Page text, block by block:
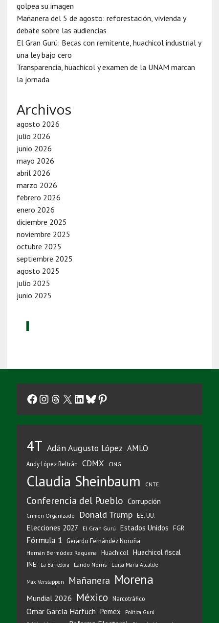
golpea su imagen
Mañanera del 5 de agosto: reforestación, vivienda y
debate sobre las audiencias
El Gran Gurú: Becas con remitente, huachicol industrial y
una ley bajo cero
Transparencia, huachicol y examen de la UNAM marcan
la jornada
Archivos
agosto 2026
julio 2026
junio 2026
mayo 2026
abril 2026
marzo 2026
febrero 2026
enero 2026
diciembre 2025
noviembre 2025
octubre 2025
septiembre 2025
agosto 2025
julio 2025
junio 2025
Facebook
Instagram
Threads
X LinkedIn
Bluesky
Pinterest
4T Adán Augusto López AMLO
Andy López Beltrán CDMX CJNG
Claudia Sheinbaum CNTE
Conferencia del Pueblo Corrupción
Crimen Organizado Donald Trump EE. UU.
Elecciones 2027 El Gran Gurú Estados Unidos FGR
Fórmula 1 Gerardo Fernández Noroña
Hernán Bermúdez Requena Huachicol Huachicol fiscal
INE La Barredora Lando Norris Luisa María Alcalde
Max Verstappen Mañanera Morena
Mundial 2026 México Narcotráfico
Omar García Harfuch Pemex
Política Gurú